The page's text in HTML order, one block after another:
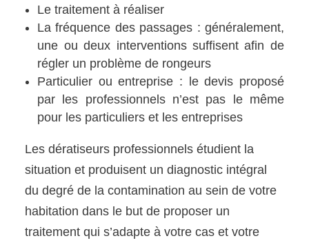
Le traitement à réaliser
La fréquence des passages : généralement,
une ou deux interventions suffisent afin de
régler un problème de rongeurs
Particulier ou entreprise : le devis proposé
par les professionnels n’est pas le même
pour les particuliers et les entreprises
Les dératiseurs professionnels étudient la
situation et produisent un diagnostic intégral
du degré de la contamination au sein de votre
habitation dans le but de proposer un
traitement qui s’adapte à votre cas et votre